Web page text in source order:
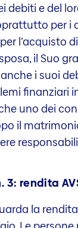
debiti e del
per i
l’acquisto
il Suo
i suoi
finanziari
uno dei
il
3: rendita
la